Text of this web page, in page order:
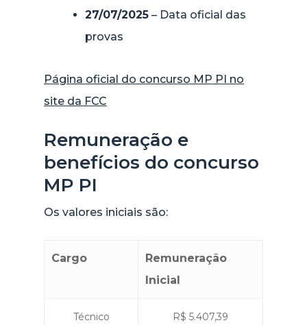
27/07/2025 – Data oficial das
provas
Página oficial do concurso MP PI no
site da FCC
Remuneração e
benefícios do concurso
MP PI
Os valores iniciais são:
Cargo
Remuneração
Inicial
Técnico
R$ 5.407,39